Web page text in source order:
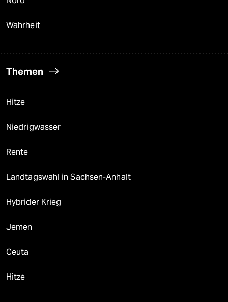
Wahrheit
Themen
Hitze
Niedrigwasser
Rente
Landtagswahl in Sachsen-Anhalt
Hybrider Krieg
Jemen
Ceuta
Hitze